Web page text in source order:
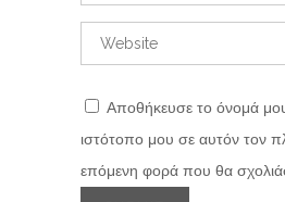
Αποθήκευσε το όνομά
ιστότοπο μου σε αυτόν τον
επόμενη φορά που θα